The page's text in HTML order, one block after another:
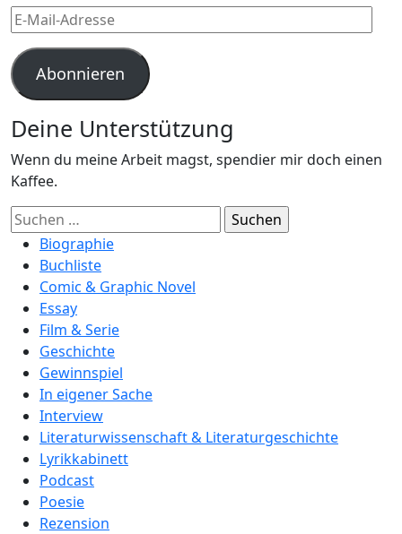
E-
Mail-
Adresse
Abonnieren
Deine Unterstützung
Wenn du meine Arbeit magst, spendier mir doch einen
Kaffee.
Suchen
nach:Biographie
Buchliste
Comic & Graphic Novel
Essay
Film & Serie
Geschichte
Gewinnspiel
In eigener Sache
Interview
Literaturwissenschaft & Literaturgeschichte
Lyrikkabinett
Podcast
Poesie
Rezension